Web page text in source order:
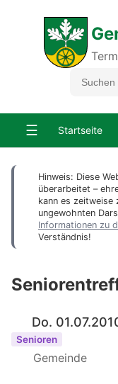
☰ Startseite
Hinweis: Diese
überarbeitet –
kann es zeitweise
ungewohnten
Informationen zu
Verständnis!
Do.
Senioren
Gemeinde